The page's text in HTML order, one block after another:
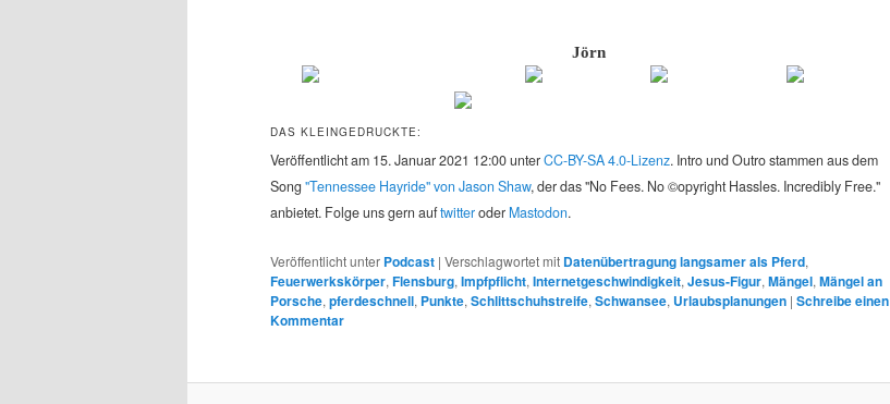
Jörn
DAS KLEINGEDRUCKTE:
Veröffentlicht am 15. Januar 2021 12:00 unterCC-BY-SA 4.0-Lizenz. Intro und Outro stammen aus dem
Song "Tennessee Hayride" von Jason Shaw, der das "No Fees. No ©opyright Hassles. Incredibly Free."
anbietet. Folge uns gern auftwitteroder Mastodon.
Veröffentlicht unter Podcast | Verschlagwortet mit Datenübertragung langsamer als Pferd,
Feuerwerkskörper, Flensburg, Impfpflicht, Internetgeschwindigkeit, Jesus-Figur, Mängel, Mängel an
Porsche, pferdeschnell, Punkte, Schlittschuhstreife, Schwansee, Urlaubsplanungen | Schreibe einen
Kommentar